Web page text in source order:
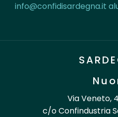
info@confidisardegna.it
Via Veneto,
c/o Confindustria